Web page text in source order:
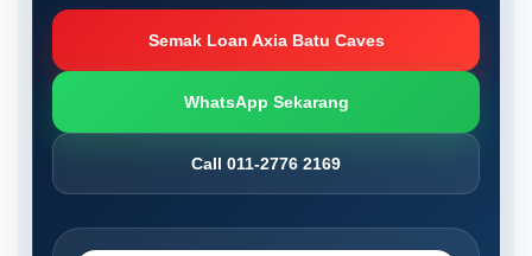
Semak Loan Axia Batu Caves
WhatsApp Sekarang
Call 011-2776 2169